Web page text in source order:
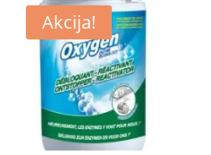
Akcija!